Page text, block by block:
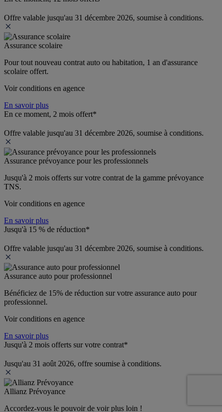
Offre valable jusqu'au 31 décembre 2026, soumise à conditions.
Assurance scolaire
Pour tout nouveau contrat auto ou habitation, 1 an d'assurance
scolaire offert.
Voir conditions en agence
En savoir plus
En ce moment, 2 mois offert*
Offre valable jusqu'au 31 décembre 2026, soumise à conditions.
Assurance prévoyance pour les professionnels
Jusqu'à 2 mois offerts sur votre contrat de la gamme prévoyance
TNS.
Voir conditions en agence
En savoir plus
Jusqu'à 15 % de réduction*
Offre valable jusqu'au 31 décembre 2026, soumise à conditions.
Assurance auto pour professionnel
Bénéficiez de 15% de réduction sur votre assurance auto pour
professionnel.
Voir conditions en agence
En savoir plus
Jusqu'à 2 mois offerts sur votre contrat*
Jusqu'au 31 août 2026, offre soumise à conditions.
Allianz Prévoyance
Accordez-vous le pouvoir de voir plus loin !